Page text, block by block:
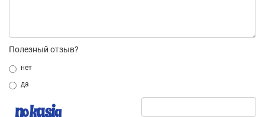
Полезный отзыв?
нет
да